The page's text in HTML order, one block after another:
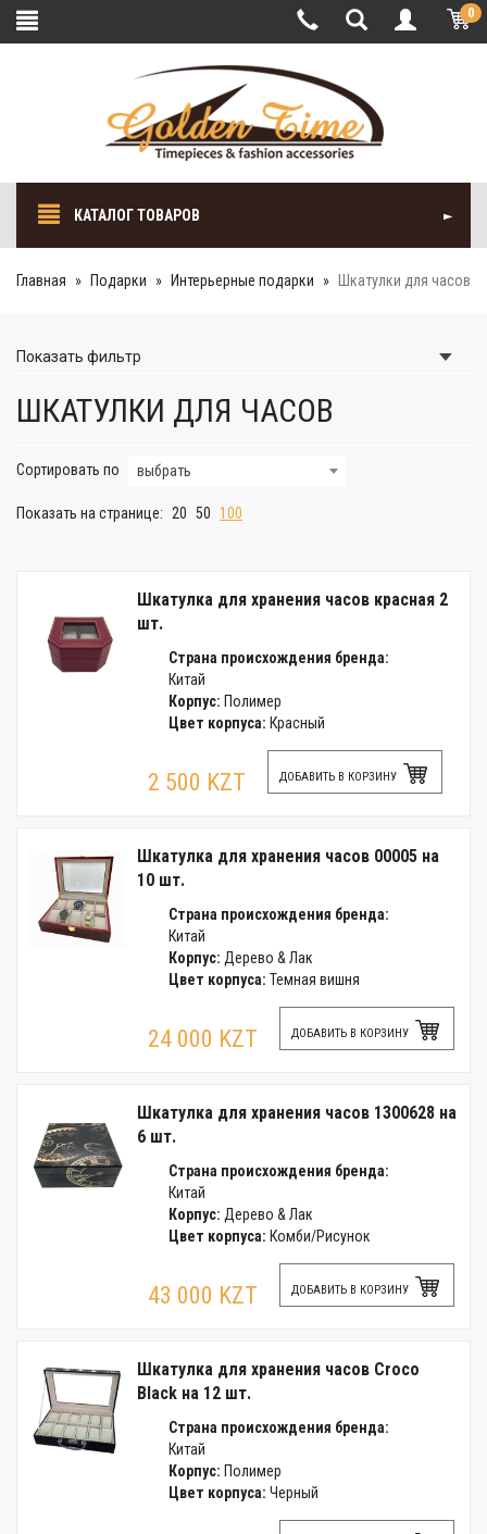
0
КАТАЛОГ ТОВАРОВ
Главная Подарки Интерьерные подарки Шкатулки для часов
Показать фильтр
ШКАТУЛКИ ДЛЯ ЧАСОВ
Сортировать по выбрать
Показать на странице: 20 50 100
Шкатулка для хранения часов красная 2
шт.
Страна происхождения бренда:
Китай
Корпус: Полимер
Цвет корпуса: Красный
2 500 KZT ДОБАВИТЬ В КОРЗИНУ
Шкатулка для хранения часов 00005 на
10 шт.
Страна происхождения бренда:
Китай
Корпус: Дерево & Лак
Цвет корпуса: Темная вишня
24 000 KZT ДОБАВИТЬ В КОРЗИНУ
Шкатулка для хранения часов 1300628 на
6 шт.
Страна происхождения бренда:
Китай
Корпус: Дерево & Лак
Цвет корпуса: Комби/Рисунок
43 000 KZT ДОБАВИТЬ В КОРЗИНУ
Шкатулка для хранения часов Croco
Black на 12 шт.
Страна происхождения бренда:
Китай
Корпус: Полимер
Цвет корпуса: Черный